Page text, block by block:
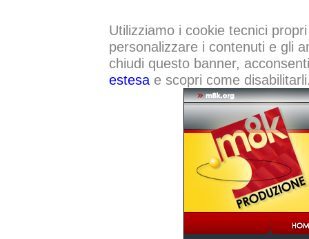
Utilizziamo i cookie tecnici
personalizzare i contenuti e gli
chiudi questo banner,
estesae scopri come